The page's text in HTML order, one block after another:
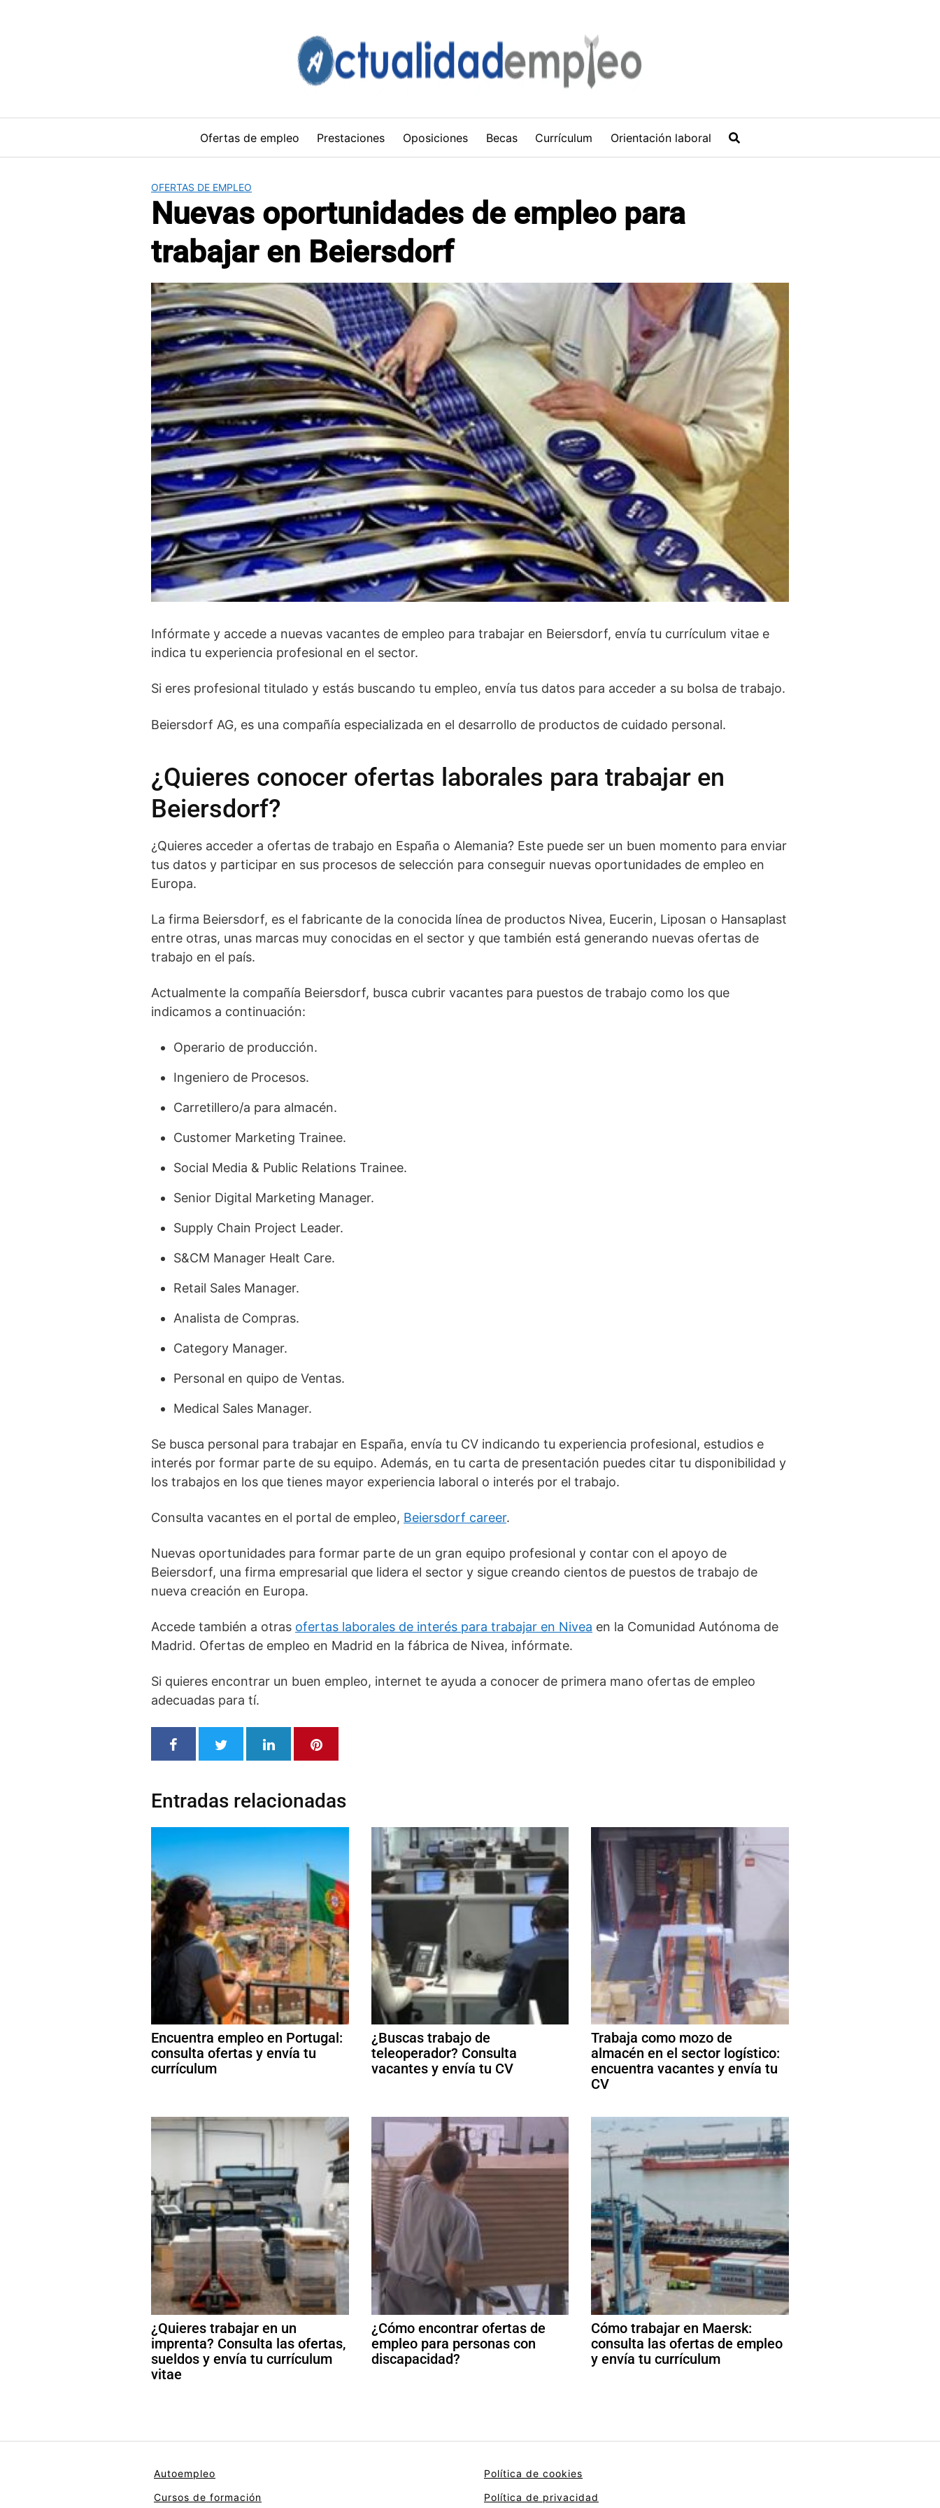
Ofertas de empleo Prestaciones Oposiciones Becas Currículum Orientación laboral
OFERTAS DE EMPLEO
Nuevas oportunidades de empleo para
trabajar en Beiersdorf
Infórmate y accede a nuevas vacantes de empleo para trabajar en Beiersdorf, envía tu currículum vitae e
indica tu experiencia profesional en el sector.
Si eres profesional titulado y estás buscando tu empleo, envía tus datos para acceder a su bolsa de trabajo.
Beiersdorf AG, es una compañía especializada en el desarrollo de productos de cuidado personal.
¿Quieres conocer ofertas laborales para trabajar en
Beiersdorf?
¿Quieres acceder a ofertas de trabajo en España o Alemania? Este puede ser un buen momento para enviar
tus datos y participar en sus procesos de selección para conseguir nuevas oportunidades de empleo en
Europa.
La firma Beiersdorf, es el fabricante de la conocida línea de productos Nivea, Eucerin, Liposan o Hansaplast
entre otras, unas marcas muy conocidas en el sector y que también está generando nuevas ofertas de
trabajo en el país.
Actualmente la compañía Beiersdorf, busca cubrir vacantes para puestos de trabajo como los que
indicamos a continuación:
Operario de producción.
Ingeniero de Procesos.
Carretillero/a para almacén.
Customer Marketing Trainee.
Social Media & Public Relations Trainee.
Senior Digital Marketing Manager.
Supply Chain Project Leader.
S&CM Manager Healt Care.
Retail Sales Manager.
Analista de Compras.
Category Manager.
Personal en quipo de Ventas.
Medical Sales Manager.
Se busca personal para trabajar en España, envía tu CV indicando tu experiencia profesional, estudios e
interés por formar parte de su equipo. Además, en tu carta de presentación puedes citar tu disponibilidad y
los trabajos en los que tienes mayor experiencia laboral o interés por el trabajo.
Consulta vacantes en el portal de empleo, Beiersdorf career.
Nuevas oportunidades para formar parte de un gran equipo profesional y contar con el apoyo de
Beiersdorf, una firma empresarial que lidera el sector y sigue creando cientos de puestos de trabajo de
nueva creación en Europa.
Accede también a otras ofertas laborales de interés para trabajar en Nivea en la Comunidad Autónoma de
Madrid. Ofertas de empleo en Madrid en la fábrica de Nivea, infórmate.
Si quieres encontrar un buen empleo, internet te ayuda a conocer de primera mano ofertas de empleo
adecuadas para tí.
Entradas relacionadas
Encuentra empleo en Portugal:
consulta ofertas y envía tu
currículum
¿Buscas trabajo de
teleoperador? Consulta
vacantes y envía tu CV
Trabaja como mozo de
almacén en el sector logístico:
encuentra vacantes y envía tu
CV
¿Quieres trabajar en un
imprenta? Consulta las ofertas,
sueldos y envía tu currículum
vitae
¿Cómo encontrar ofertas de
empleo para personas con
discapacidad?
Cómo trabajar en Maersk:
consulta las ofertas de empleo
y envía tu currículum
Autoempleo
Cursos de formación
Política de cookies
Política de privacidad